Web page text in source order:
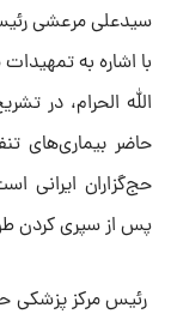
سیدعلی مرعشی
با اشاره به
الله الحرام، در
حاضر بیماری‌های
حج‌گزاران ایرانی
پس از سپری کردن
رئیس مرکز پزشکی